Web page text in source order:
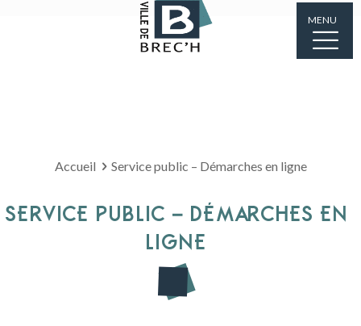
MENU
Accueil Service public – Démarches en ligne
SERVICE PUBLIC – DÉMARCHES EN
LIGNE